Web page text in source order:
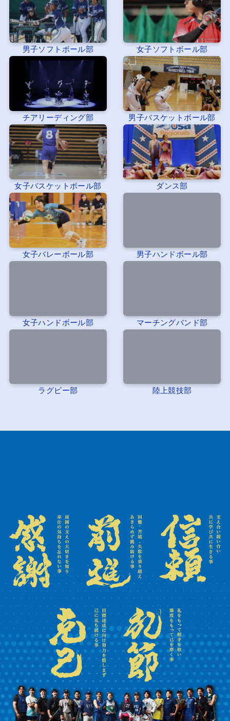
男子ソフトボール部 女子ソフトボール部
チアリーディング部 男子バスケットボール部
女子バスケットボール部 ダンス部
女子バレーボール部 男子ハンドボール部
女子ハンドボール部 マーチングバンド部
ラグビー部 陸上競技部